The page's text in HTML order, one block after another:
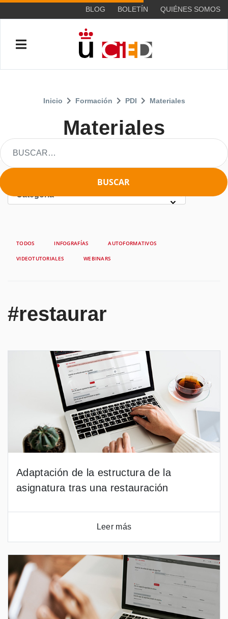
BLOG BOLETÍN QUIÉNES SOMOS
Materiales
Inicio Formación PDI Materiales
BUSCAR
TODOS INFOGRAFÍAS AUTOFORMATIVOS
VIDEOTUTORIALES WEBINARS
#restaurar
Adaptación de la estructura de la
asignatura tras una restauración
Leer más